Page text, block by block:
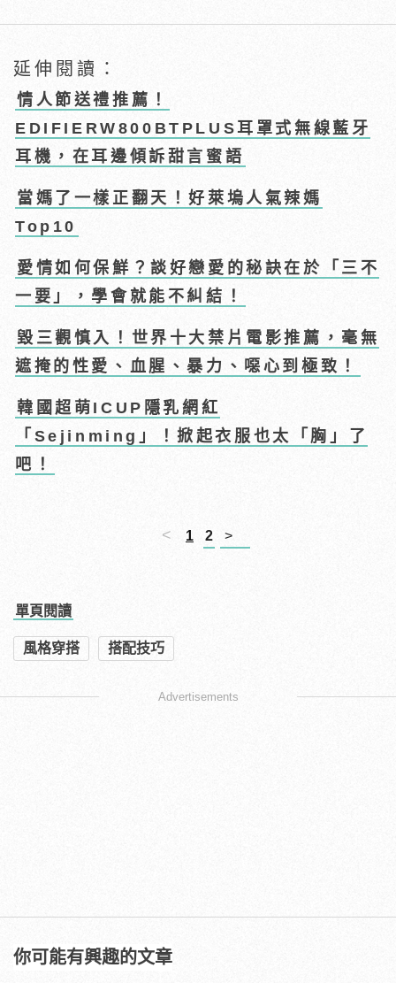
延伸閱讀：
情人節送禮推薦！
EDIFIERW800BTPLUS耳罩式無線藍牙
耳機，在耳邊傾訴甜言蜜語
當媽了一樣正翻天！好萊塢人氣辣媽
Top10
愛情如何保鮮？談好戀愛的秘訣在於「三不
一要」，學會就能不糾結！
毀三觀慎入！世界十大禁片電影推薦，毫無
遮掩的性愛、血腥、暴力、噁心到極致！
韓國超萌ICUP隱乳網紅
「Sejinming」！掀起衣服也太「胸」了
吧！
< 1 2 >
單頁閱讀
風格穿搭 搭配技巧
Advertisements
你可能有興趣的文章